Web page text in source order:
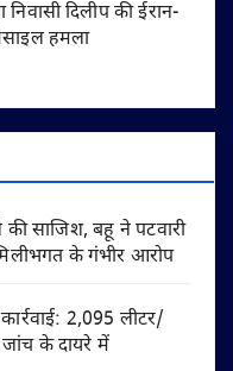
दिलीप की ईरान-
हमला
साजिश, बहू ने पटवारी
के गंभीर आरोप
2,095 लीटर/
जांच के दायरे में